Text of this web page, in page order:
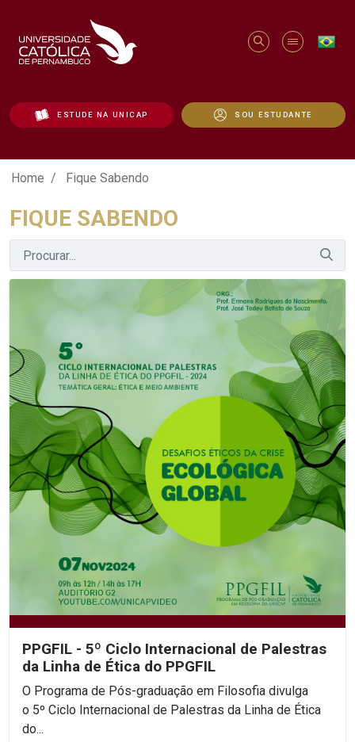
ESTUDE NA UNICAP SOU ESTUDANTE
Fique Sabendo - Unicap
Home Fique Sabendo
FIQUE SABENDO
PPGFIL - 5º Ciclo Internacional de Palestras
da Linha de Ética do PPGFIL
O Programa de Pós-graduação em Filosofia divulga
o 5º Ciclo Internacional de Palestras da Linha de Ética
do...